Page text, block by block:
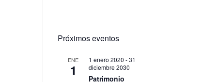
Próximos eventos
ENE
1
1 enero 2020 -31
diciembre 2030
Patrimonio